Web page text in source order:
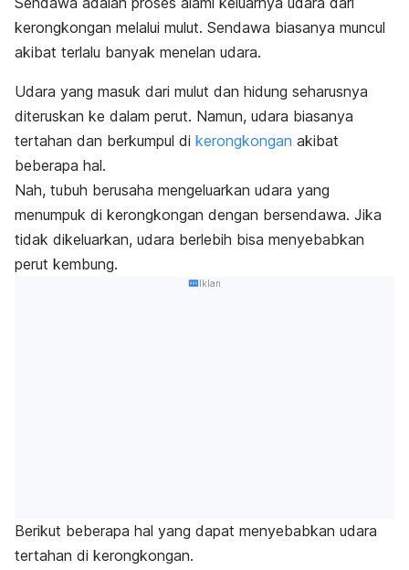
kerongkongan melalui mulut. Sendawa biasanya muncul
akibat terlalu banyak menelan udara.
Udara yang masuk dari mulut dan hidung seharusnya
diteruskan ke dalam perut. Namun, udara biasanya
tertahan dan berkumpul di kerongkongan akibat
beberapa hal.
Nah, tubuh berusaha mengeluarkan udara yang
menumpuk di kerongkongan dengan bersendawa. Jika
tidak dikeluarkan, udara berlebih bisa menyebabkan
perut kembung.
Iklan
Berikut beberapa hal yang dapat menyebabkan udara
tertahan di kerongkongan.